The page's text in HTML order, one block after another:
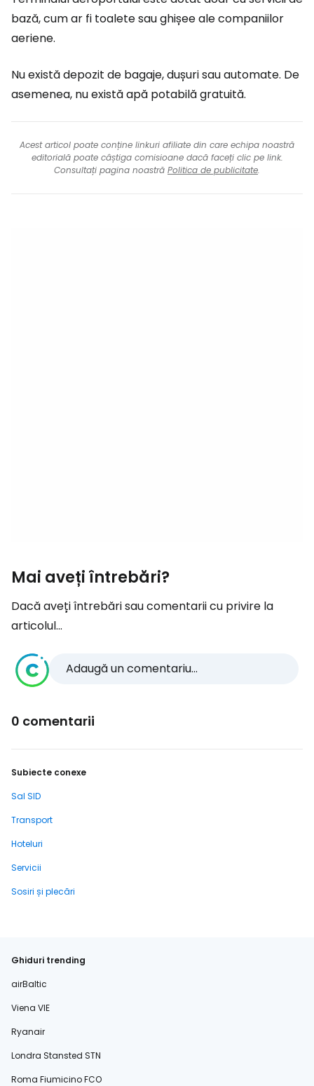
bază, cum ar fi toalete sau ghișee ale companiilor
aeriene.
Nu există depozit de bagaje, dușuri sau automate. De
asemenea, nu există apă potabilă gratuită.
Acest articol poate conține linkuri afiliate din care echipa noastră
editorială poate câștiga comisioane dacă faceți clic pe link.
Consultați pagina noastră Politica de publicitate.
Mai aveți întrebări?
Dacă aveți întrebări sau comentarii cu privire la
articolul...
Adaugă un comentariu...
0 comentarii
Subiecte conexe
Sal SID
Transport
Hoteluri
Servicii
Sosiri și plecări
Ghiduri trending
airBaltic
Viena VIE
Ryanair
Londra Stansted STN
Roma Fiumicino FCO